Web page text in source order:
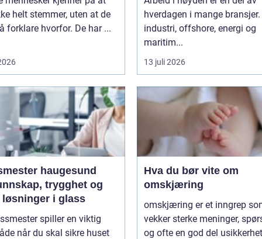
helt stemmer, uten at de
forklare hvorfor. De har ...
hverdagen i mange bransjer.
industri, offshore, energi og
maritim...
13 juli 2026
haugesund
trygghet og
løsninger i glass
spiller en viktig
når du skal sikre huset
Hva du bør vite om
omskjæring
omskjæring er et inngrep
vekker sterke meninger,
og ofte en god del